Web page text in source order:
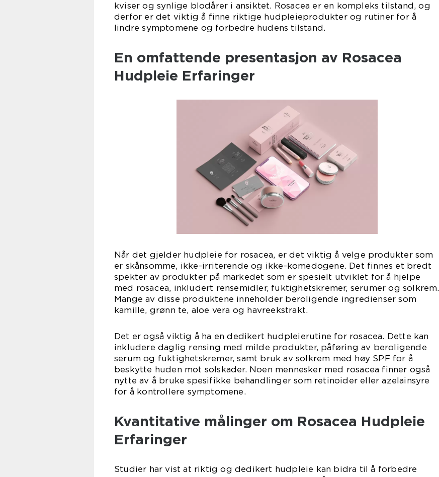
kviser og synlige blodårer i ansiktet. Rosacea er en kompleks tilstand, og
derfor er det viktig å finne riktige hudpleieprodukter og rutiner for å
lindre symptomene og forbedre hudens tilstand.
En omfattende presentasjon av Rosacea
Hudpleie Erfaringer
Når det gjelder hudpleie for rosacea, er det viktig å velge produkter som
er skånsomme, ikke-irriterende og ikke-komedogene. Det finnes et bredt
spekter av produkter på markedet som er spesielt utviklet for å hjelpe
med rosacea, inkludert rensemidler, fuktighetskremer, serumer og solkrem.
Mange av disse produktene inneholder beroligende ingredienser som
kamille, grønn te, aloe vera og havreekstrakt.
Det er også viktig å ha en dedikert hudpleierutine for rosacea. Dette kan
inkludere daglig rensing med milde produkter, påføring av beroligende
serum og fuktighetskremer, samt bruk av solkrem med høy SPF for å
beskytte huden mot solskader. Noen mennesker med rosacea finner også
nytte av å bruke spesifikke behandlinger som retinoider eller azelainsyre
for å kontrollere symptomene.
Kvantitative målinger om Rosacea Hudpleie
Erfaringer
Studier har vist at riktig og dedikert hudpleie kan bidra til å forbedre